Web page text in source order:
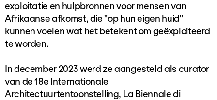
exploitatie en hulpbronnen voor mensen van
Afrikaanse afkomst, die "op hun eigen huid"
kunnen voelen wat het betekent om geëxploiteerd
te worden.
In december 2023 werd ze aangesteld als curator
van de 18e Internationale
Architectuurtentoonstelling, La Biennale di